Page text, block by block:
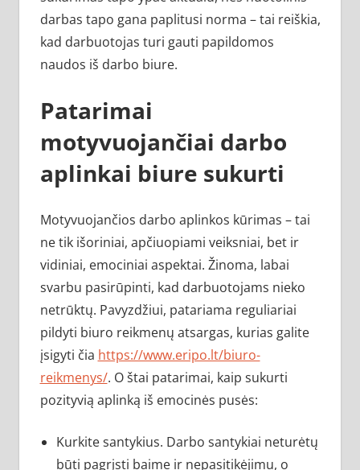
darbas tapo gana paplitusi norma – tai reiškia,
kad darbuotojas turi gauti papildomos
naudos iš darbo biure.
Patarimai
motyvuojančiai darbo
aplinkai biure sukurti
Motyvuojančios darbo aplinkos kūrimas – tai
ne tik išoriniai, apčiuopiami veiksniai, bet ir
vidiniai, emociniai aspektai. Žinoma, labai
svarbu pasirūpinti, kad darbuotojams nieko
netrūktų. Pavyzdžiui, patariama reguliariai
pildyti biuro reikmenų atsargas, kurias galite
įsigyti čia https://www.eripo.lt/biuro-
reikmenys/. O štai patarimai, kaip sukurti
pozityvią aplinką iš emocinės pusės:
Kurkite santykius. Darbo santykiai neturėtų
būti pagrįsti baime ir nepasitikėjimu, o